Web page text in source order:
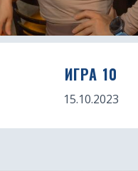
ИГРА 10
15.10.2023